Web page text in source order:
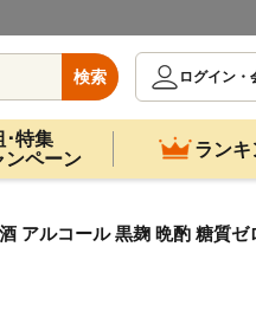
検索
ログイン・
･特集
ンペーン
ランキ
アルコール 黒麹 晩酌 糖質